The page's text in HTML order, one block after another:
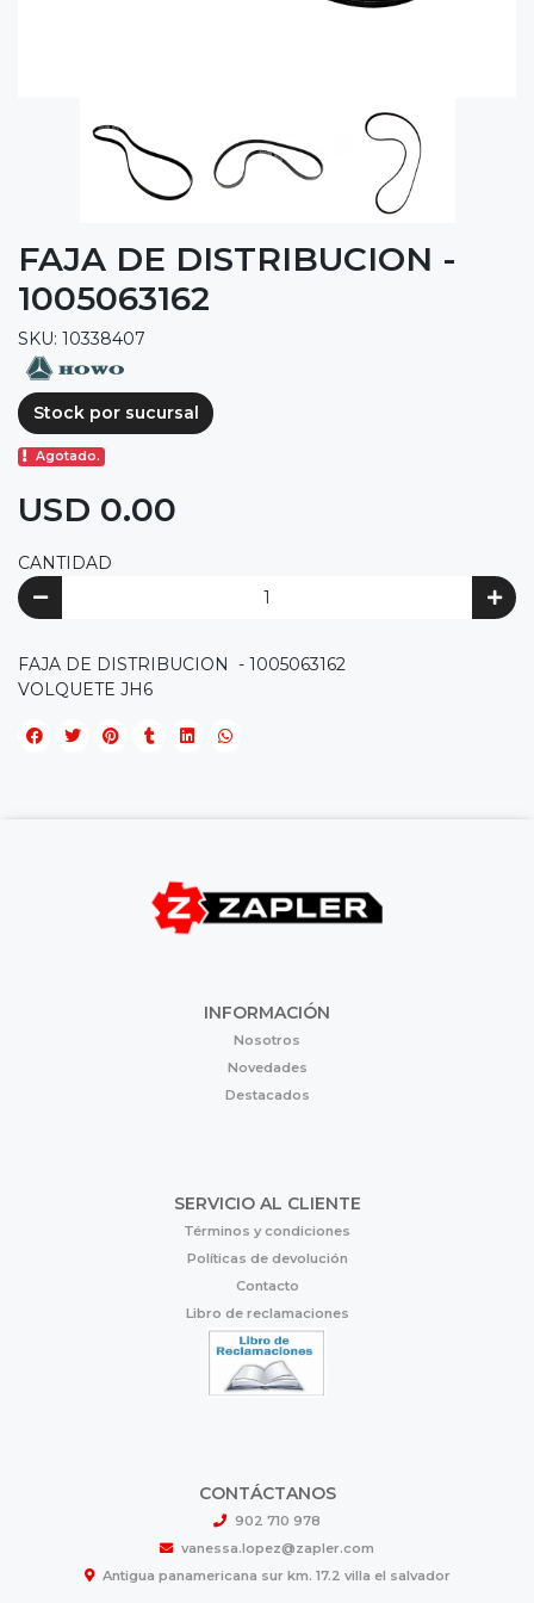
FAJA DE DISTRIBUCION -
1005063162
SKU: 10338407
Stock por sucursal
Agotado.
USD 0.00
CANTIDAD
FAJA DE DISTRIBUCION - 1005063162
VOLQUETE JH6
INFORMACIÓN
Nosotros
Novedades
Destacados
SERVICIO AL CLIENTE
Términos y condiciones
Políticas de devolución
Contacto
Libro de reclamaciones
CONTÁCTANOS
902 710 978
vanessa.lopez@zapler.com
Antigua panamericana sur km. 17.2 villa el salvador